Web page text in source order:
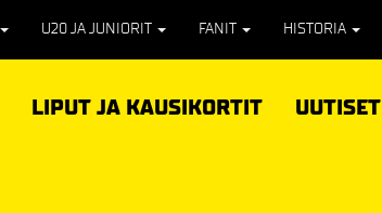
U20 JA JUNIORIT FANIT HISTORIA
LIPUT JA KAUSIKORTIT UUTISET